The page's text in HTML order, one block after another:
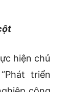
hiện chủ
triển